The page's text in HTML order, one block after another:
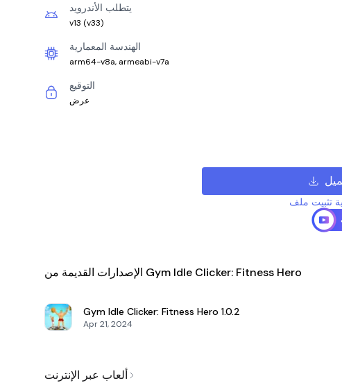
يتطلب الأندرويد
v13 (v33)
الهندسة المعمارية
arm64-v8a, armeabi-v7a
التوقيع
عرض
الإصدارات القديمة من Gym Idle Clicker: Fitness Hero
Gym Idle Clicker: Fitness Hero 1.0.2
Apr 21, 2024
ألعاب عبر الإنترنت